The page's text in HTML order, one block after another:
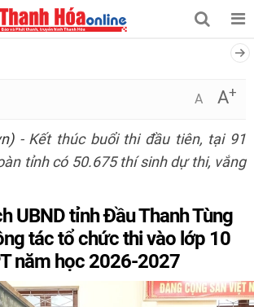
A A+
- Kết thúc buổi thi đầu tiên, tại 91
tỉnh có 50.675 thí sinh dự thi, vắng
UBND tỉnh Đầu Thanh Tùng
tác tổ chức thi vào lớp 10
năm học 2026-2027